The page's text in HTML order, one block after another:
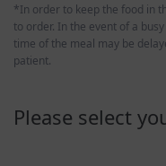
*In order to keep the food in
to order. In the event of a
time of the meal may be
patient.
Please select